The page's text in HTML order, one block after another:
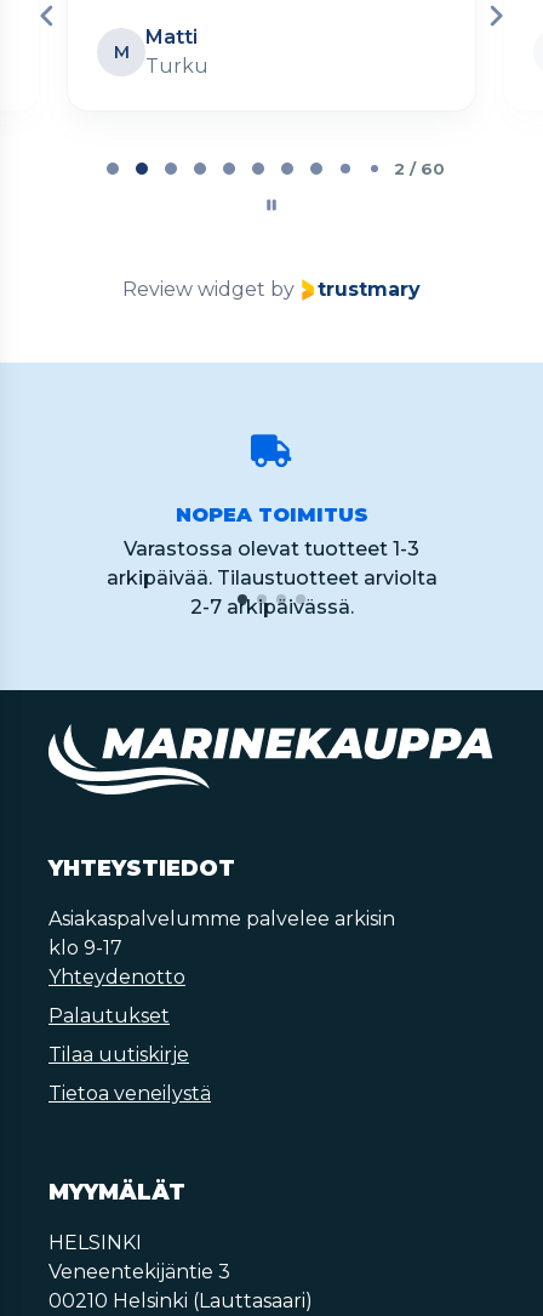
M
Matti
Turku
2 / 60
Review widget by trustmary
NOPEA TOIMITUS
Varastossa olevat tuotteet 1-3
arkipäivää. Tilaustuotteet arviolta
2-7 arkipäivässä.
YHTEYSTIEDOT
Asiakaspalvelumme palvelee arkisin
klo 9-17
Yhteydenotto
Palautukset
Tilaa uutiskirje
Tietoa veneilystä
MYYMÄLÄT
HELSINKI
Veneentekijäntie 3
00210 Helsinki (Lauttasaari)